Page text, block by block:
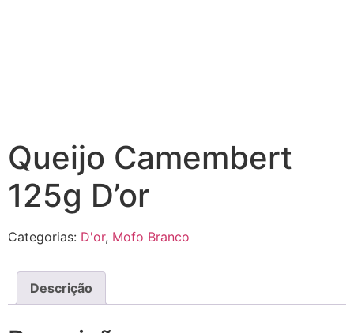
Queijo Camembert
125g D’or
Categorias: D'or, Mofo Branco
Descrição